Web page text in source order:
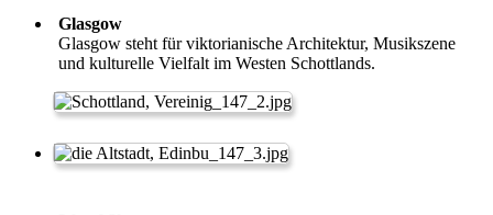
Glasgow
Glasgow steht für viktorianische Architektur, Musikszene
und kulturelle Vielfalt im Westen Schottlands.